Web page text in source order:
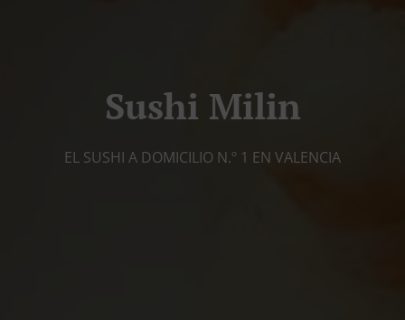
Sushi Milin
EL SUSHI A DOMICILIO N.º 1 EN VALENCIA